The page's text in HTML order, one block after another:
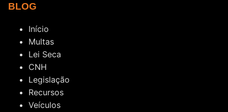
BLOG
Início
Multas
Lei Seca
CNH
Legislação
Recursos
Veículos